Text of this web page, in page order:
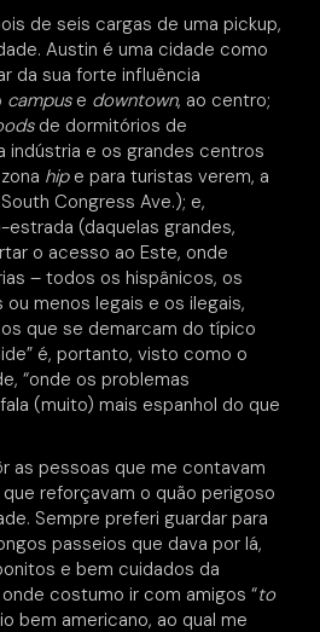
de seis cargas de uma pickup,
Austin é uma cidade como
da sua forte influência
campuse downtown, ao centro;
de dormitórios de
indústria e os grandes centros
hipe para turistas verem, a
Congress Ave.); e,
(daquelas grandes,
o acesso ao Este, onde
– todos os hispânicos, os
ou menos legais e os ilegais,
que se demarcam do típico
é, portanto, visto como o
“onde os problemas
(muito) mais espanhol do que
as pessoas que me contavam
reforçavam o quão perigoso
Sempre preferi guardar para
passeios que dava por lá,
e bem cuidados da
costumo ir com amigos “to
bem americano, ao qual me